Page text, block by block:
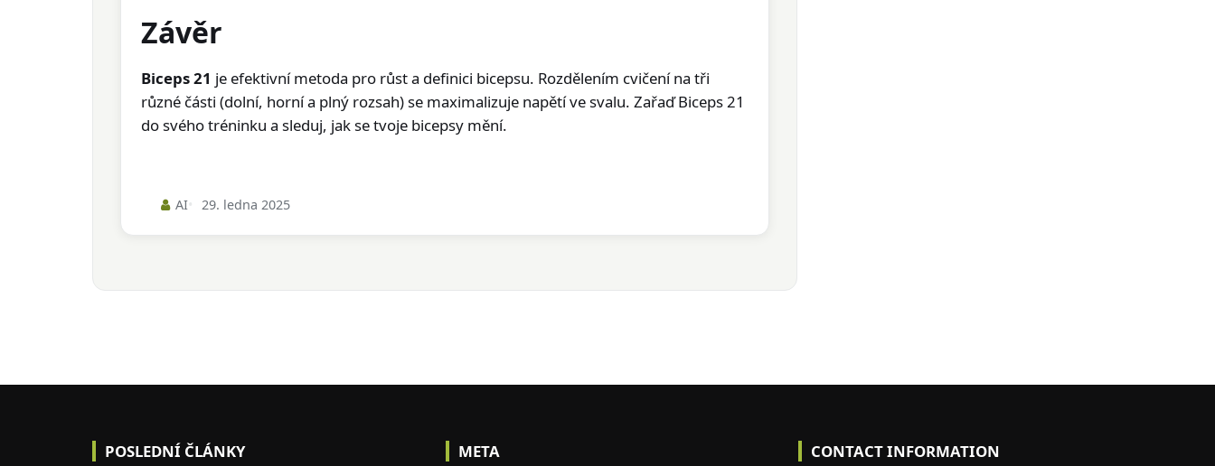
Závěr
Biceps 21 je efektivní metoda pro růst a definici bicepsu. Rozdělením cvičení na tři
různé části (dolní, horní a plný rozsah) se maximalizuje napětí ve svalu. Zařaď Biceps 21
do svého tréninku a sleduj, jak se tvoje bicepsy mění.
AI 29. ledna 2025
POSLEDNÍ ČLÁNKY META CONTACT INFORMATION